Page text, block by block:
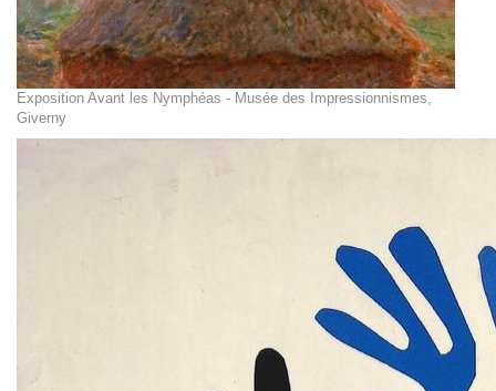
Exposition Avant les Nymphéas - Musée des Impressionnismes,
Giverny